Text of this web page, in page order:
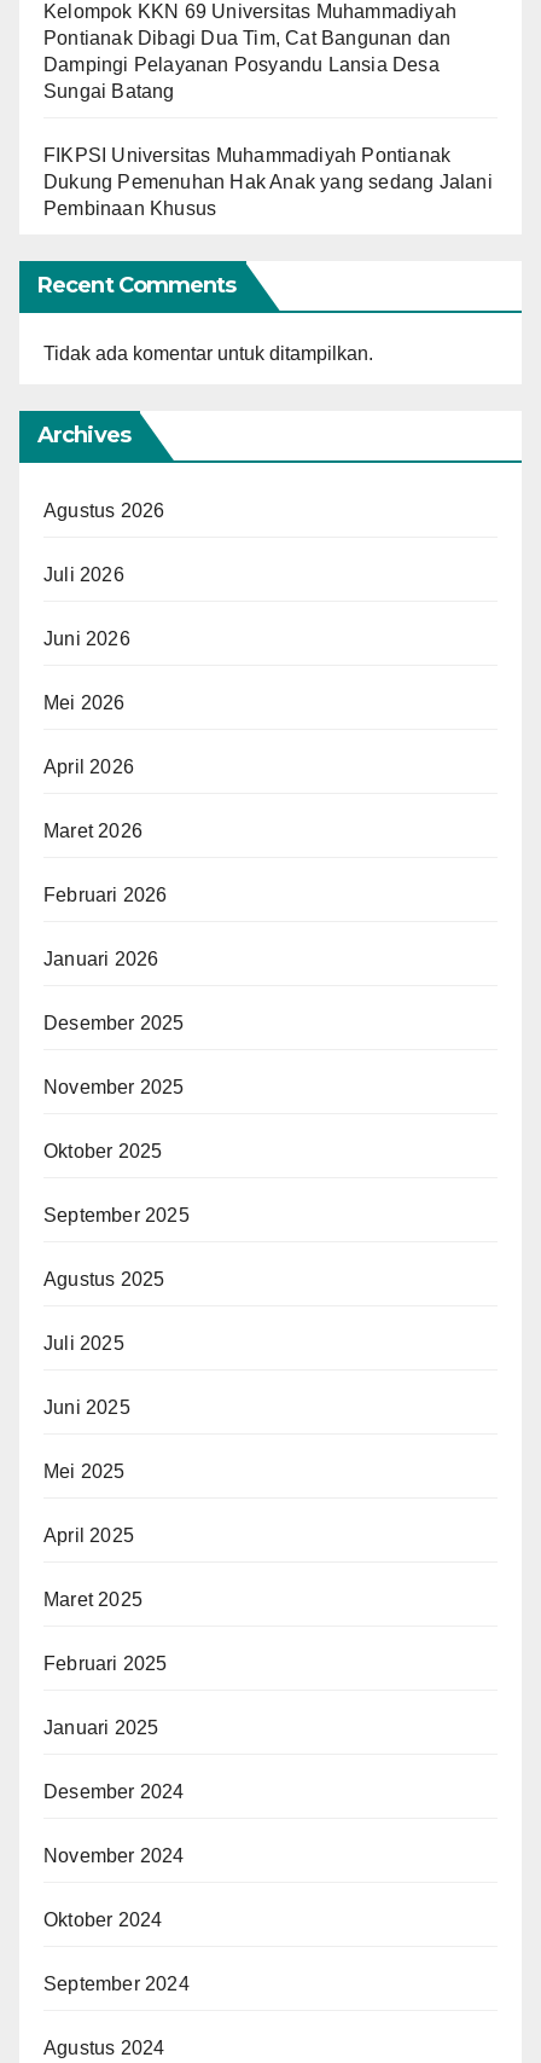
Kelompok KKN 69 Universitas Muhammadiyah
Pontianak Dibagi Dua Tim, Cat Bangunan dan
Dampingi Pelayanan Posyandu Lansia Desa
Sungai Batang
FIKPSI Universitas Muhammadiyah Pontianak
Dukung Pemenuhan Hak Anak yang sedang Jalani
Pembinaan Khusus
Recent Comments
Tidak ada komentar untuk ditampilkan.
Archives
Agustus 2026
Juli 2026
Juni 2026
Mei 2026
April 2026
Maret 2026
Februari 2026
Januari 2026
Desember 2025
November 2025
Oktober 2025
September 2025
Agustus 2025
Juli 2025
Juni 2025
Mei 2025
April 2025
Maret 2025
Februari 2025
Januari 2025
Desember 2024
November 2024
Oktober 2024
September 2024
Agustus 2024